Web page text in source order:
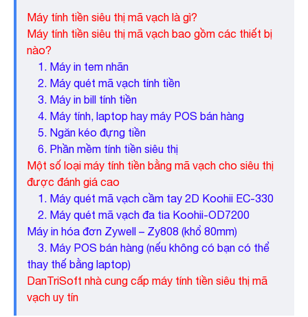
Máy tính tiền siêu thị mã vạch là gì?
Máy tính tiền siêu thị mã vạch bao gồm các thiết bị
nào?
1. Máy in tem nhãn
2. Máy quét mã vạch tính tiền
3. Máy in bill tính tiền
4. Máy tính, laptop hay máy POS bán hàng
5. Ngăn kéo đựng tiền
6. Phần mềm tính tiền siêu thị
Một số loại máy tính tiền bằng mã vạch cho siêu thị
được đánh giá cao
1. Máy quét mã vạch cầm tay 2D Koohii EC-330
2. Máy quét mã vạch đa tia Koohii-OD7200
Máy in hóa đơn Zywell – Zy808 (khổ 80mm)
3. Máy POS bán hàng (nếu không có bạn có thể
thay thế bằng laptop)
DanTriSoft nhà cung cấp máy tính tiền siêu thị mã
vạch uy tín